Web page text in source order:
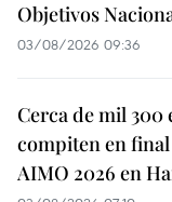
Objetivos
03/08/2026 09:36
Cerca de mil 300
compiten en
AIMO 2026 en